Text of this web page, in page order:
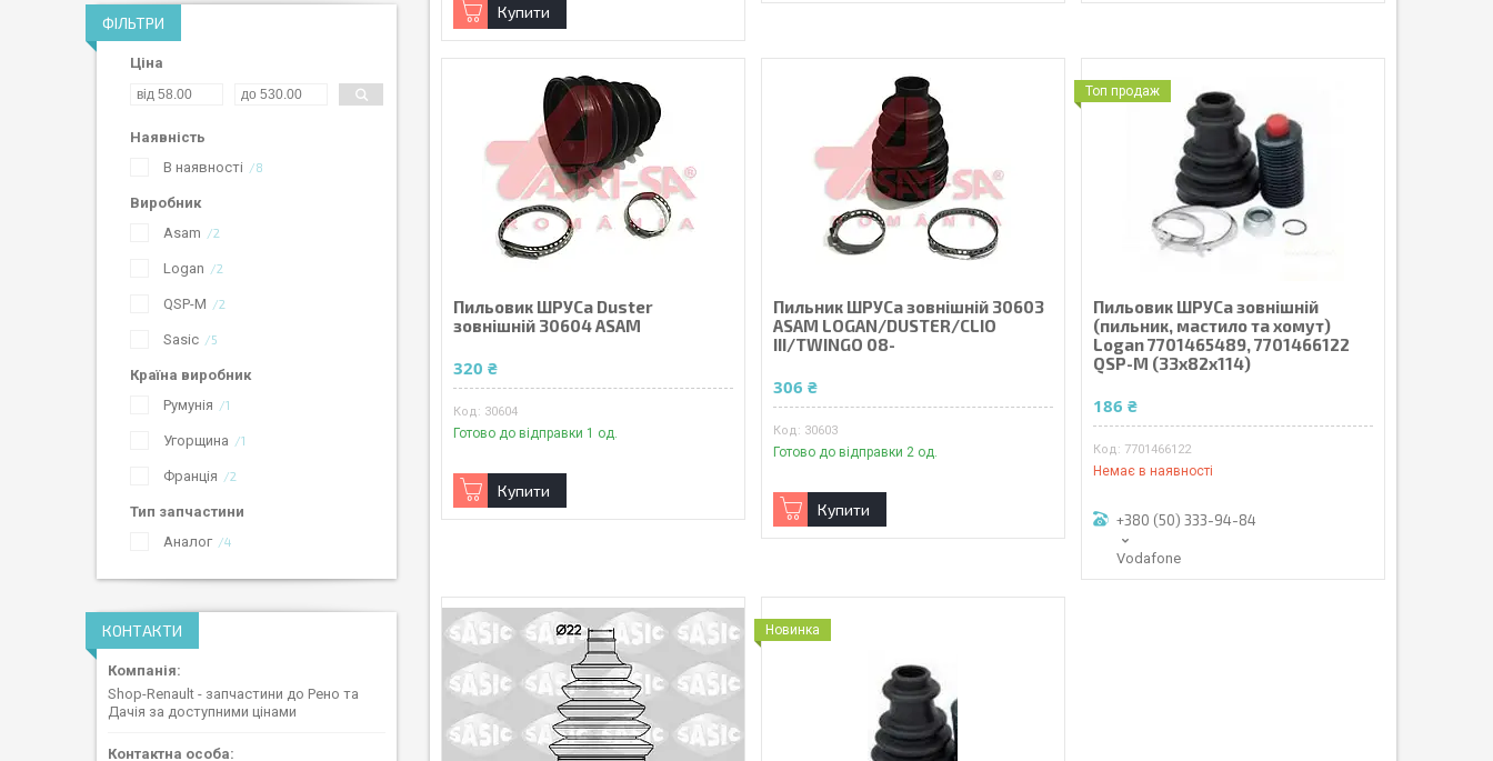
Купити
Пильовик ШРУСа Duster
зовнішній 30604 ASAM
320 ₴
30604
Готово до відправки 1 од.
Купити
Пильник ШРУСа зовнішній 30603
ASAM LOGAN/DUSTER/CLIO
III/TWINGO 08-
306 ₴
30603
Готово до відправки 2 од.
Купити
Топ продаж
Пильовик ШРУСа зовнішній
(пильник, мастило та хомут)
Logan 7701465489, 7701466122
QSP-M (33х82х114)
186 ₴
7701466122
Немає в наявності
+380 (50) 333-94-84
Vodafone
Новинка
ФІЛЬТРИ
Ціна
Наявність
В наявності
8
Виробник
Asam
2
Logan 2
QSP-M 2
Sasic 5
Країна виробник
Румунія
1
Угорщина 1
Франція 2
Тип запчастини
Аналог
4
КОНТАКТИ
Shop-Renault - запчастини до Рено та
Дачія за доступними цінами